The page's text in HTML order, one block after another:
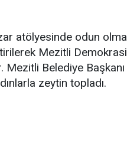
atölyesinde odun
Mezitli
Belediye
zeytin topladı.